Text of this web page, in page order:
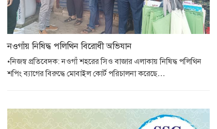
নওগাঁয় নিষিদ্ধ পলিথিন বিরোধী অভিযান
•নিজস্ব প্রতিবেদক: নওগাঁ শহরের সিও বাজার এলাকায় নিষিদ্ধ পলিথিন
শপিং ব্যাগের বিরুদ্ধে মোবাইল কোর্ট পরিচালনা করেছে…